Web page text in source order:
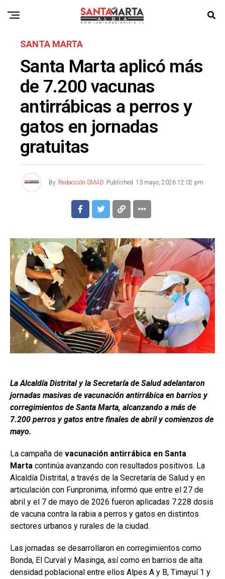
SANTA MARTA
Santa Marta aplicó más
de 7.200 vacunas
antirrábicas a perros y
gatos en jornadas
gratuitas
By Redacción SMAD Published 13 mayo, 2026 12:02 pm
La Alcaldía Distrital y la Secretaría de Salud adelantaron
jornadas masivas de vacunación antirrábica en barrios y
corregimientos de Santa Marta, alcanzando a más de
7.200 perros y gatos entre finales de abril y comienzos de
mayo.
La campaña de vacunación antirrábica en Santa
Marta continúa avanzando con resultados positivos. La
Alcaldía Distrital, a través de la Secretaría de Salud y en
articulación con Funpronima, informó que entre el 27 de
abril y el 7 de mayo de 2026 fueron aplicadas 7.228 dosis
de vacuna contra la rabia a perros y gatos en distintos
sectores urbanos y rurales de la ciudad.
Las jornadas se desarrollaron en corregimientos como
Bonda, El Curval y Masinga, así como en barrios de alta
densidad poblacional entre ellos Alpes A y B, Timayuí 1 y